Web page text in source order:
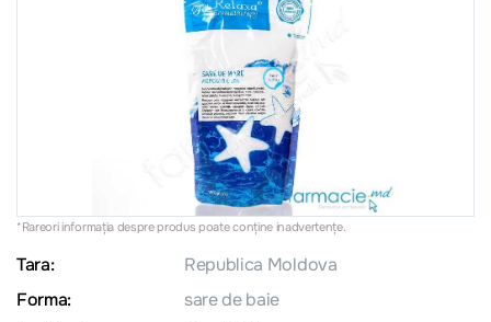
*Rareori informația despre produs poate conţine inadvertenţe.
Tara:
Republica Moldova
Forma:
sare de baie